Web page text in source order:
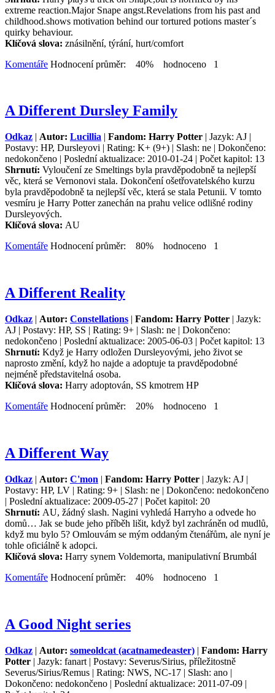
extreme reaction.Major Snape angst.Revelations from his past and
childhood.shows motivation behind our tortured potions master´s
quirky behaviour.
Klíčová slova: znásilnění, týrání, hurt/comfort
Komentáře Hodnocení průměr: 40% hodnoceno 1
A Different Dursley Family
Odkaz | Autor: Lucillia | Fandom: Harry Potter | Jazyk: AJ |
Postavy: HP, Dursleyovi | Rating: K+ (9+) | Slash: ne | Dokončeno:
nedokončeno | Poslední aktualizace: 2010-01-24 | Počet kapitol: 13
Shrnutí: Vyloučení ze Smeltings byla pravděpodobně ta nejlepší
věc, která se Vernonovi stala. Dokončení ošetřovatelského kurzu
byla pravděpodobně ta nejlepší věc, která se stala Petunii. V tomto
vesmíru je Harry Potter zanechán na prahu velice odlišné rodiny
Dursleyových.
Klíčová slova: AU
Komentáře Hodnocení průměr: 80% hodnoceno 1
A Different Reality
Odkaz | Autor: Constellations | Fandom: Harry Potter | Jazyk:
AJ | Postavy: HP, SS | Rating: 9+ | Slash: ne | Dokončeno:
nedokončeno | Poslední aktualizace: 2005-06-03 | Počet kapitol: 13
Shrnutí: Když je Harry odložen Dursleyovými, jeho život se
naprosto změní, když ho najde a adoptuje ta pravděpodobné
nejméně představitelná osoba.
Klíčová slova: Harry adoptován, SS kmotrem HP
Komentáře Hodnocení průměr: 20% hodnoceno 1
A Different Way
Odkaz | Autor: C'mon | Fandom: Harry Potter | Jazyk: AJ |
Postavy: HP, LV | Rating: 9+ | Slash: ne | Dokončeno: nedokončeno
| Poslední aktualizace: 2009-05-27 | Počet kapitol: 20
Shrnutí: AU, žádný slash. Nagini vyhledá Harryho a odvede ho
domů… Jak se bude jeho příběh lišit, když byl zachráněn od mudlů,
když mu bylo 5? Omlouvám se mým oddaným čtenářům, ale nyní je
tohle oficiálně k adopci.
Klíčová slova: Harry synem Voldemorta, manipulativní Brumbál
Komentáře Hodnocení průměr: 40% hodnoceno 1
A Good Night series
Odkaz | Autor: someoldcat (acatnamedeaster) | Fandom: Harry
Potter | Jazyk: fanart | Postavy: Severus/Sirius, příležitostně
Severus/Sirius/Remus | Rating: NWS, NC-17 | Slash: ano |
Dokončeno: nedokončeno | Poslední aktualizace: 2011-07-09 |